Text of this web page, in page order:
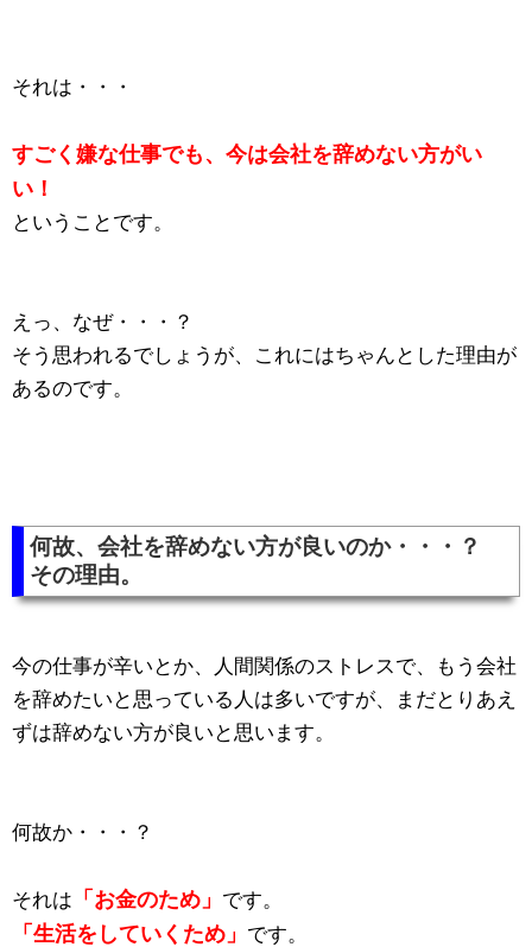
それは・・・
すごく嫌な仕事でも、今は会社を辞めない方がい
い！
ということです。
えっ、なぜ・・・？
そう思われるでしょうが、これにはちゃんとした理由が
あるのです。
何故、会社を辞めない方が良いのか・・・？
その理由。
今の仕事が辛いとか、人間関係のストレスで、もう会社
を辞めたいと思っている人は多いですが、まだとりあえ
ずは辞めない方が良いと思います。
何故か・・・？
それは 「お金のため」 です。
「生活をしていくため」 です。